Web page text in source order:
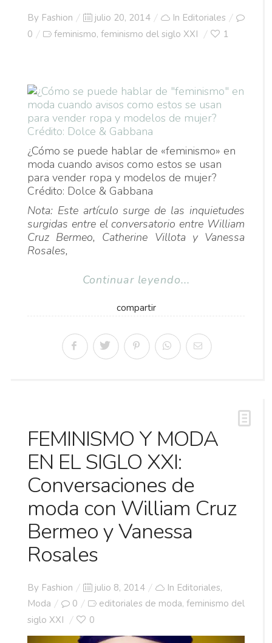
By Fashion
Posted
on
julio 20, 2014 In Editoriales
0
feminismo, feminismo del siglo XXI 1
¿Cómo se puede hablar de «feminismo» en
moda cuando avisos como estos se usan
para vender ropa y modelos de mujer?
Crédito: Dolce & Gabbana
Nota: Este artículo surge de las inquietudes
surgidas entre el conversatorio entre William
Cruz Bermeo, Catherine Villota y Vanessa
Rosales,
Continuar leyendo...
compartir
FEMINISMO Y MODA
EN EL SIGLO XXI:
Conversaciones de
moda con William Cruz
Bermeo y Vanessa
Rosales
By Fashion
Posted
on
julio 8, 2014 In Editoriales,
Moda
0 editoriales de moda, feminismo del
siglo XXI
0